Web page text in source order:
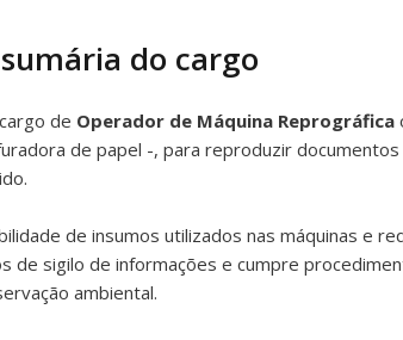
do cargo
de Operador de Máquina Reprográfica
de papel -, para reproduzir
de insumos utilizados nas máquinas e
de sigilo de informações e cumpre
ambiental.